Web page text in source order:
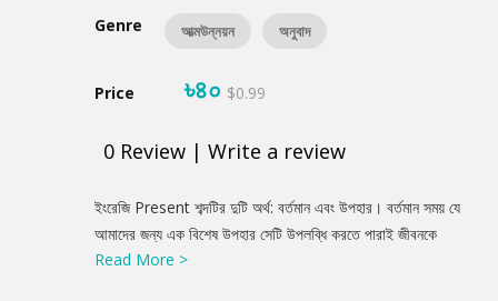
Genre আত্মউন্নয়ন অনুবাদ
Price ৳৪০ $0.99
0 Review | Write a review
Product
Summery
ইংরেজি Present শব্দটির দুটি অর্থ: বর্তমান এবং উপহার। বর্তমান সময় যে
আমাদের জন্য এক বিশেষ উপহার সেটি উপলব্ধি করতে পারাই জীবনকে
উপভোগের গোপন রহস্য। কিন্তু কীভাবে উপভোগ করবেন বর্তমানকে? বর্তমানই
Read More >